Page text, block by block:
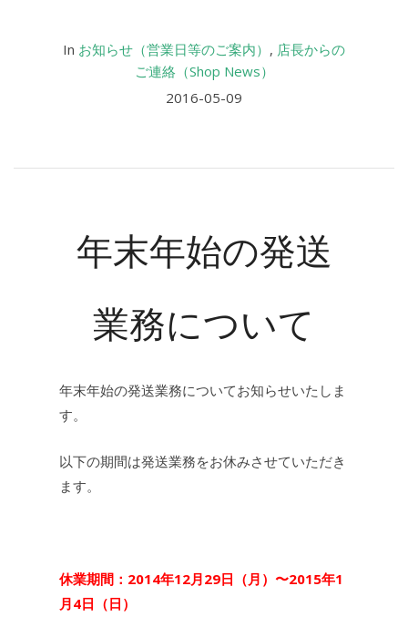
In お知らせ（営業日等のご案内） , 店長からの
ご連絡（Shop News）
2016-05-09
年末年始の発送
業務について
年末年始の発送業務についてお知らせいたしま
す。
以下の期間は発送業務をお休みさせていただき
ます。
休業期間：2014年12月29日（月）〜2015年1
月4日（日）